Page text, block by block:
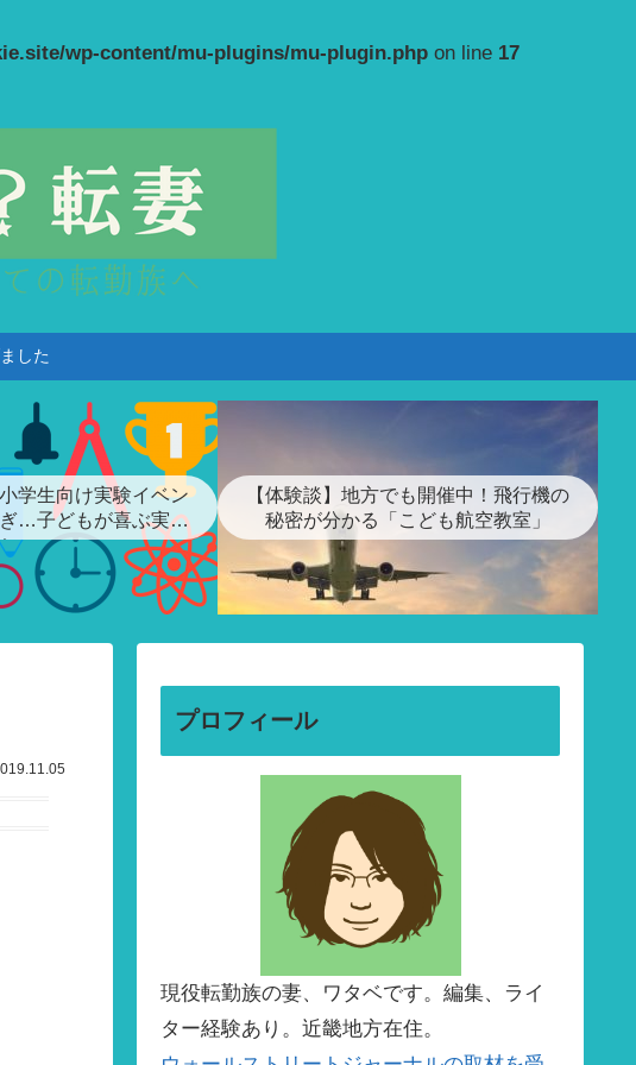
wp-content/mu-plugins/mu-plugin.php on line 17
した
学生向け実験イベン
…子どもが喜ぶ実験
ショー
【体験談】地方でも開催中！飛行機の
秘密が分かる「こども航空教室」
プロフィール
現役転勤族の妻、ワタベです。編集、ライ
ター経験あり。近畿地方在住。